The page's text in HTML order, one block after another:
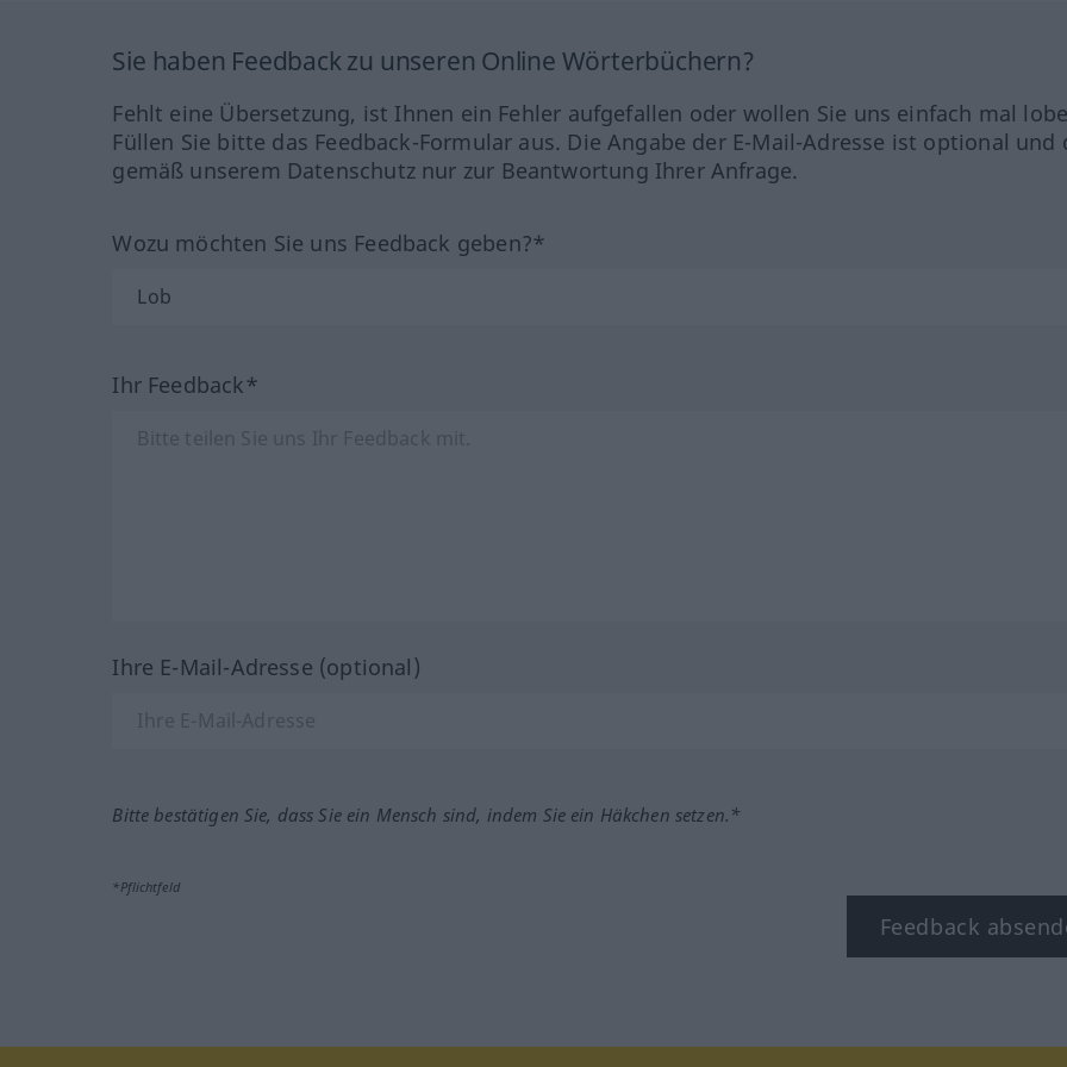
Sie haben Feedback zu unseren Online Wörterbüchern?
Fehlt eine Übersetzung, ist Ihnen ein Fehler aufgefallen oder wollen Sie uns einfach mal
Füllen Sie bitte das Feedback-Formular aus. Die Angabe der E-Mail-Adresse ist optional und
gemäß unserem Datenschutz nur zur Beantwortung Ihrer Anfrage.
Wozu möchten Sie uns Feedback geben?*
Ihr Feedback*
Ihre E-Mail-Adresse (optional)
Bitte bestätigen Sie, dass Sie ein Mensch sind, indem Sie ein Häkchen setzen.*
*Pflichtfeld
Feedback